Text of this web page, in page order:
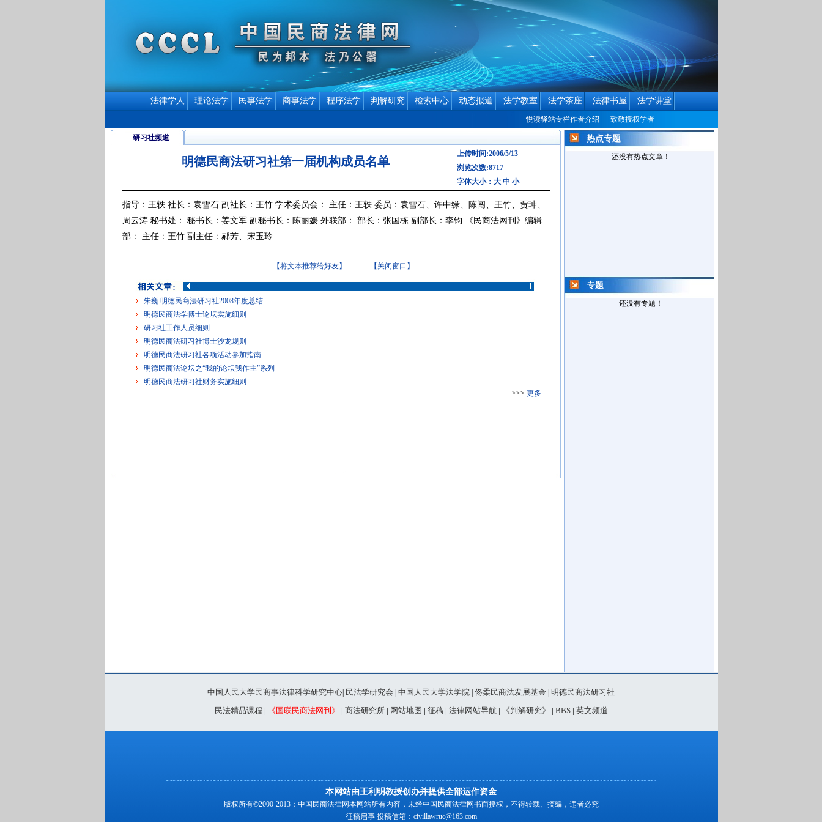
法律学人 理论法学 民事法学 商事法学 程序法学 判解研究 检索中心 动态报道 法学教室 法学茶座 法律书屋 法学讲堂
悦读驿站专栏作者介绍 致敬授权学者
研习社频道
明德民商法研习社第一届机构成员名单
上传时间:2006/5/13
浏览次数:8717
字体大小： 大 中 小
指导：王轶 社长：袁雪石 副社长：王竹 学术委员会： 主任：王轶 委员：袁雪石、许中缘、陈闯、王竹、贾珅、
周云涛 秘书处： 秘书长：姜文军 副秘书长：陈丽媛 外联部： 部长：张国栋 副部长：李钧 《民商法网刊》编辑
部： 主任：王竹 副主任：郝芳、宋玉玲
【将文本推荐给好友】 【关闭窗口】
朱巍 明德民商法研习社2008年度总结
明德民商法学博士论坛实施细则
研习社工作人员细则
明德民商法研习社博士沙龙规则
明德民商法研习社各项活动参加指南
明德民商法论坛之“我的论坛我作主”系列
明德民商法研习社财务实施细则
>>> 更多
热点专题
还没有热点文章！
专题
还没有专题！
中国人民大学民商事法律科学研究中心 民法学研究会 中国人民大学法学院 佟柔民商法发展基金 明德民商法研习社
民法精品课程 | 《国联民商法网刊》 | 商法研究所 | 网站地图 | 征稿 | 法律网站导航 | 《判解研究》 | BBS | 英文频道
本网站由王利明教授创办并提供全部运作资金
版权所有©2000-2013：中国民商法律网本网站所有内容，未经中国民商法律网书面授权，不得转载、摘编，违者必究
征稿启事 投稿信箱： civillawruc@163.com